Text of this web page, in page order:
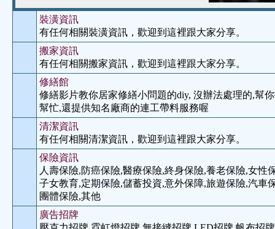
裝潢資訊
有任何相關裝潢資訊，歡迎到這裡跟大家分享。
搬家資訊
有任何相關搬家資訊，歡迎到這裡跟大家分享。
修繕館
修繕影片教你居家修繕小問題的diy, 沒辦法處理的,幫
幫忙,還提供知名廠商的連工帶料服務喔
清潔資訊
有任何相關清潔資訊，歡迎到這裡跟大家分享。
保險資訊
人壽保險,防癌保險,醫療保險,終身保險,養老保險,女性
子女教育,定期保險,儲蓄投資,意外保障,旅遊保險,汽車
團體保險,其他
廣告招牌